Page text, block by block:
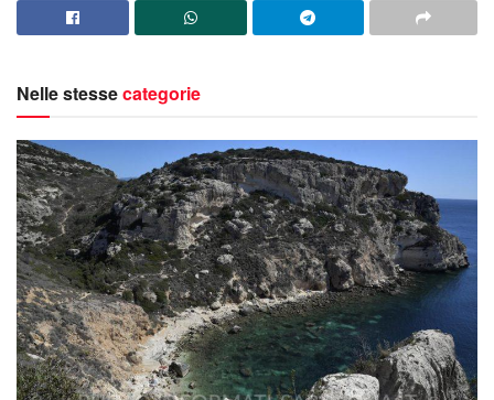
Nelle stessecategorie